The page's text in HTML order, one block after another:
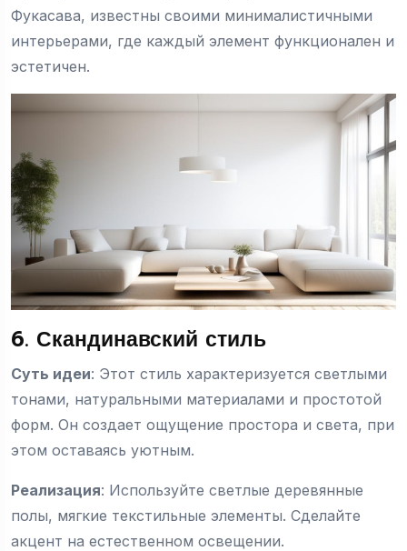
Фукасава, известны своими минималистичными
интерьерами, где каждый элемент функционален и
эстетичен.
6. Скандинавский стиль
Суть идеи: Этот стиль характеризуется светлыми
тонами, натуральными материалами и простотой
форм. Он создает ощущение простора и света, при
этом оставаясь уютным.
Реализация: Используйте светлые деревянные
полы, мягкие текстильные элементы. Сделайте
акцент на естественном освещении.